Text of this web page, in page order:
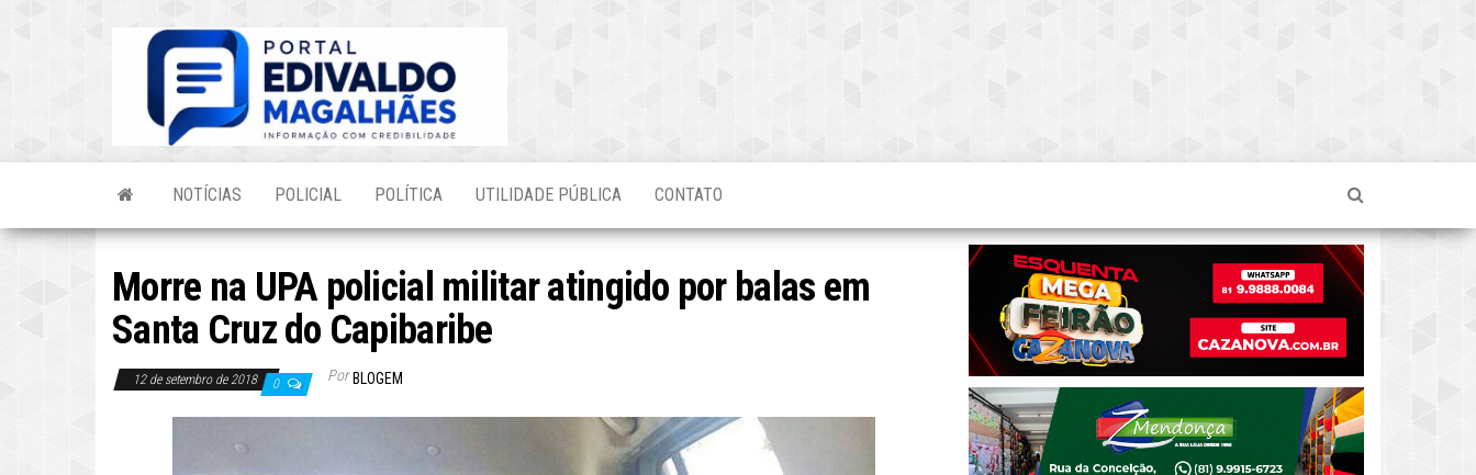
NOTÍCIAS POLICIAL POLÍTICA UTILIDADE PÚBLICA CONTATO
Morre na UPA policial militar atingido por balas em
Santa Cruz do Capibaribe
12 de setembro de 2018 0 Por BLOGEM